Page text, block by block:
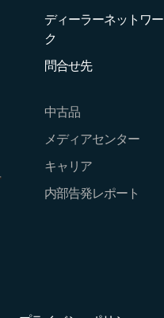
ディーラーネットワー
ク
問合せ先
中古品
メディアセンター
キャリア
内部告発レポート